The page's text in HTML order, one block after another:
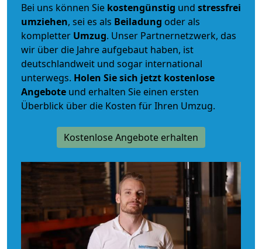
Bei uns können Sie kostengünstig und stressfrei
umziehen, sei es als Beiladung oder als
kompletter Umzug. Unser Partnernetzwerk, das
wir über die Jahre aufgebaut haben, ist
deutschlandweit und sogar international
unterwegs. Holen Sie sich jetzt kostenlose
Angebote und erhalten Sie einen ersten
Überblick über die Kosten für Ihren Umzug.
Kostenlose Angebote erhalten